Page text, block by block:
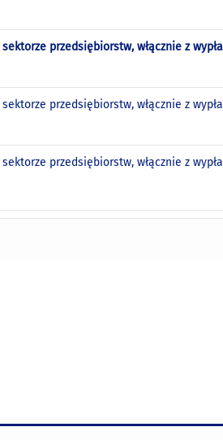
przedsiębiorstw, włącznie z
przedsiębiorstw, włącznie z
przedsiębiorstw, włącznie z